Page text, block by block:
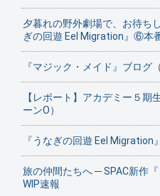
夕暮れの野外劇場で、お待ち
ぎの回遊 Eel Migration』⑥本
『マジック・メイド』ブログ
【レポート】アカデミー５期
ーンO）
『うなぎの回遊 Eel
旅の仲間たちへ ─ SPAC新作
WIP速報